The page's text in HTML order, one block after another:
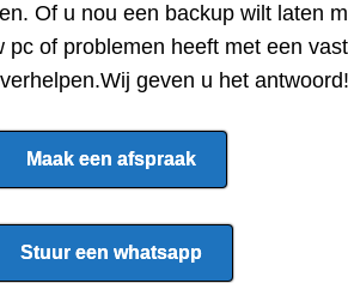
Of u nou een backup wilt laten
of problemen heeft met een
geven u het antwoord!
Maak een afspraak
Stuur een whatsapp